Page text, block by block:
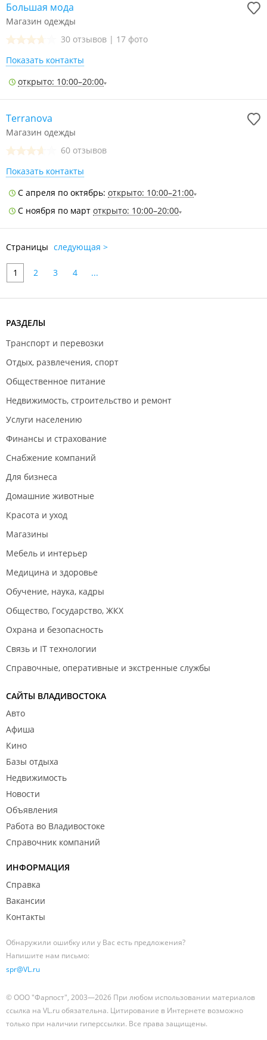
Большая мода
Магазин одежды
30 отзывов | 17 фото
Показать контакты
открыто: 10:00–20:00
Terranova
Магазин одежды
60 отзывов
Показать контакты
С апреля по октябрь: открыто: 10:00–21:00
С ноября по март открыто: 10:00–20:00
Страницы следующая >
1 2 3 4 ...
РАЗДЕЛЫ
Транспорт и перевозки
Отдых, развлечения, спорт
Общественное питание
Недвижимость, строительство и ремонт
Услуги населению
Финансы и страхование
Снабжение компаний
Для бизнеса
Домашние животные
Красота и уход
Магазины
Мебель и интерьер
Медицина и здоровье
Обучение, наука, кадры
Общество, Государство, ЖКХ
Охрана и безопасность
Связь и IT технологии
Справочные, оперативные и экстренные службы
САЙТЫ ВЛАДИВОСТОКА
Авто
Афиша
Кино
Базы отдыха
Недвижимость
Новости
Объявления
Работа во Владивостоке
Справочник компаний
ИНФОРМАЦИЯ
Справка
Вакансии
Контакты
Обнаружили ошибку или у Вас есть предложения?
Напишите нам письмо:
spr@VL.ru
© ООО "Фарпост", 2003—2026 При любом использовании материалов
ссылка на VL.ru обязательна. Цитирование в Интернете возможно
только при наличии гиперссылки. Все права защищены.